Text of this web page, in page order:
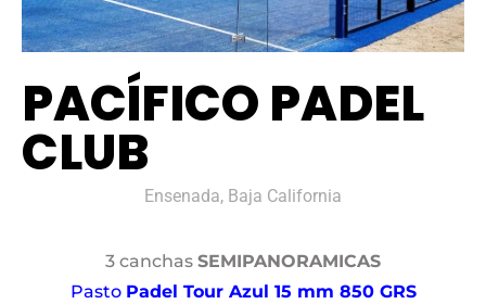
PACÍFICO PADEL
CLUB
Ensenada, Baja California
3 canchas SEMIPANORAMICAS
Pasto Padel Tour Azul 15 mm 850 GRS